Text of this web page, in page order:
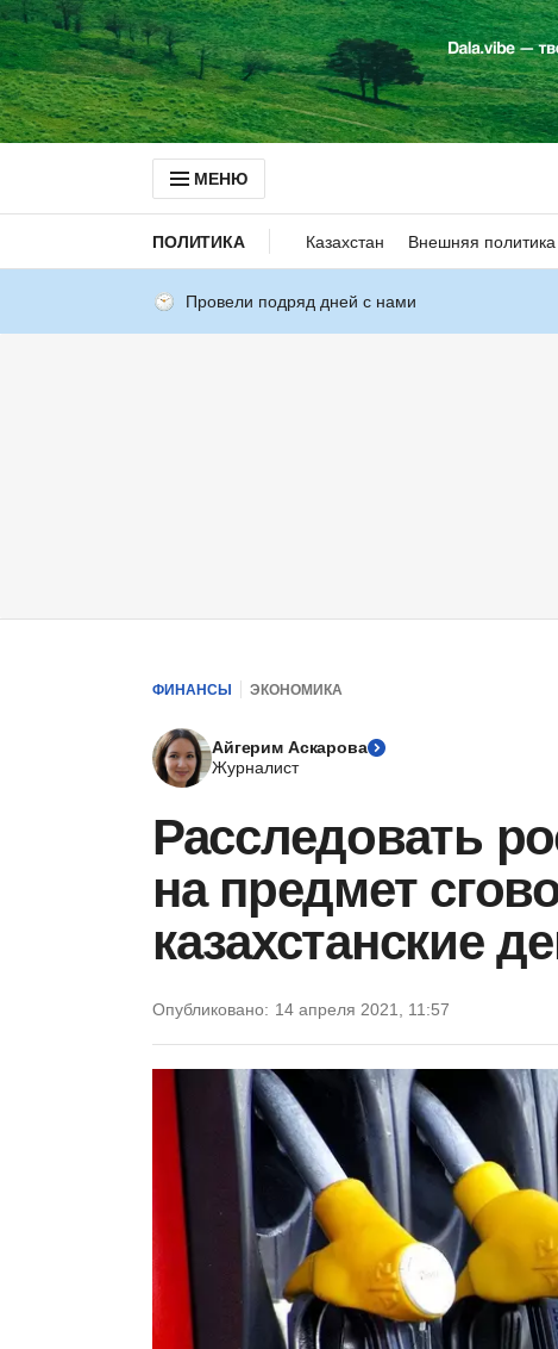
МЕНЮ
ПОЛИТИКА Казахстан Внешняя политика
Провели подряд дней с нами
ФИНАНСЫ ЭКОНОМИКА
Айгерим Аскарова
Журналист
Расследовать
на предмет
казахстанские
Опубликовано: 14 апреля 2021, 11:57